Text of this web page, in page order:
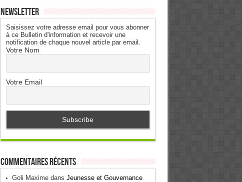
Newsletter
Saisissez votre adresse email pour vous abonner
à ce Bulletin d'information et recevoir une
notification de chaque nouvel article par email.
Votre Nom
Votre Email
Commentaires récents
Goli Maximedans Jeunesse et Gouvernance